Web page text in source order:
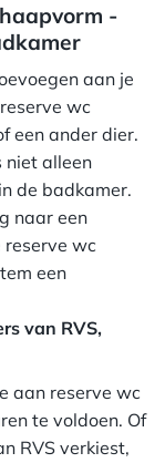
-
aan je
wc
een ander dier.
niet alleen
de badkamer.
naar een
reserve wc
een
van RVS,
aan reserve wc
te voldoen. Of
RVS verkiest,